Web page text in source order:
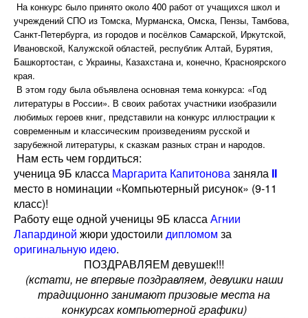
На конкурс было принято около 400 работ от учащихся школ и
учреждений СПО из Томска, Мурманска, Омска, Пензы, Тамбова,
Санкт-Петербурга, из городов и посёлков Самарской, Иркутской,
Ивановской, Калужской областей, республик Алтай, Бурятия,
Башкортостан, с Украины, Казахстана и, конечно, Красноярского
края.
В этом году была объявлена основная тема конкурса: «Год
литературы в России». В своих работах участники изобразили
любимых героев книг, представили на конкурс иллюстрации к
современным и классическим произведениям русской и
зарубежной литературы, к сказкам разных стран и народов.
Нам есть чем гордиться:
ученица 9Б класса Маргарита Капитоновазаняла II
место в номинации «Компьютерный рисунок» (9-11
класс)!
Работу еще одной ученицы 9Б классаАгнии
Лапардиной жюри удостоили дипломом за
оригинальную идею.
ПОЗДРАВЛЯЕМ девушек!!!
(кстати, не впервые поздравляем, девушки наши
традиционно занимают призовые места на
конкурсах компьютерной графики)